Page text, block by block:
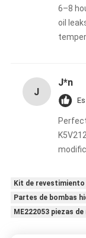
6–8
oil
J
J*n
Kit de
Partes de bombas
ME222053 piezas